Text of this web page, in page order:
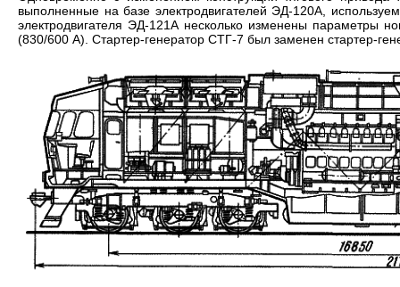
выполненные на базе электродвигателей ЭД-120А,
электродвигателя ЭД-121А несколько изменены параметры
(830/600 А). Стартер-генератор СТГ-7 был заменен стартер-